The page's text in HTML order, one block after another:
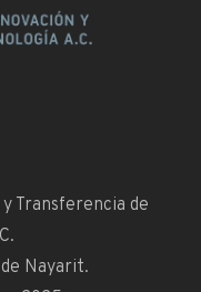
Transferencia de
Nayarit.